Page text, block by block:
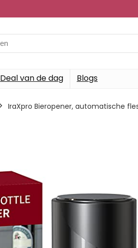
Deal van de dag Blogs
IraXpro Bieropener, automatische